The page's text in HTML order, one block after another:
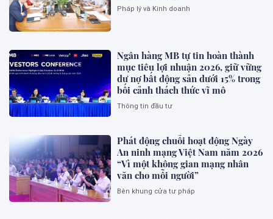
Pháp lý và Kinh doanh
Ngân hàng MB tự tin hoàn thành
mục tiêu lợi nhuận 2026, giữ vững
dư nợ bất động sản dưới 15% trong
bối cảnh thách thức vĩ mô
Thông tin đầu tư
Phát động chuỗi hoạt động Ngày
An ninh mạng Việt Nam năm 2026
“Vì một không gian mạng nhân
văn cho mỗi người”
Bên khung cửa tư pháp